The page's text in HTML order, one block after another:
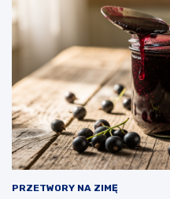
PRZETWORY NA ZIMĘ